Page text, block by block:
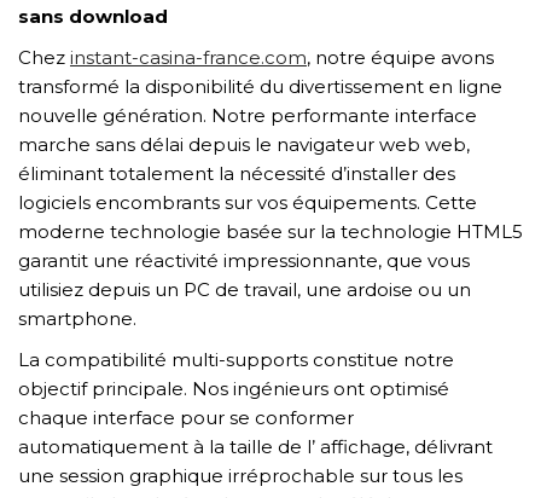
Thành phố...
GỬI YÊU CẦU
sans download
Chez instant-casina-france.com, notre équipe avons
transformé la disponibilité du divertissement en ligne
nouvelle génération. Notre performante interface
marche sans délai depuis le navigateur web web,
éliminant totalement la nécessité d’installer des
logiciels encombrants sur vos équipements. Cette
moderne technologie basée sur la technologie HTML5
garantit une réactivité impressionnante, que vous
utilisiez depuis un PC de travail, une ardoise ou un
smartphone.
La compatibilité multi-supports constitue notre
objectif principale. Nos ingénieurs ont optimisé
chaque interface pour se conformer
automatiquement à la taille de l’ affichage, délivrant
une session graphique irréprochable sur tous les